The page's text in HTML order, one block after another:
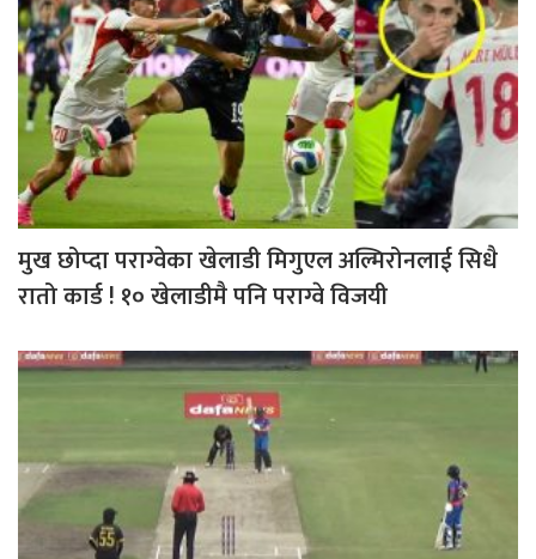
मुख छोप्दा पराग्वेका खेलाडी मिगुएल अल्मिरोनलाई सिधै
रातो कार्ड ! १० खेलाडीमै पनि पराग्वे विजयी